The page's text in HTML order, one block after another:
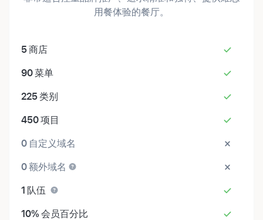
用餐体验的餐厅。
5商店
90菜单
225类别
450项目
0 自定义域名
0额外域名
1 队伍
10% 会员百分比